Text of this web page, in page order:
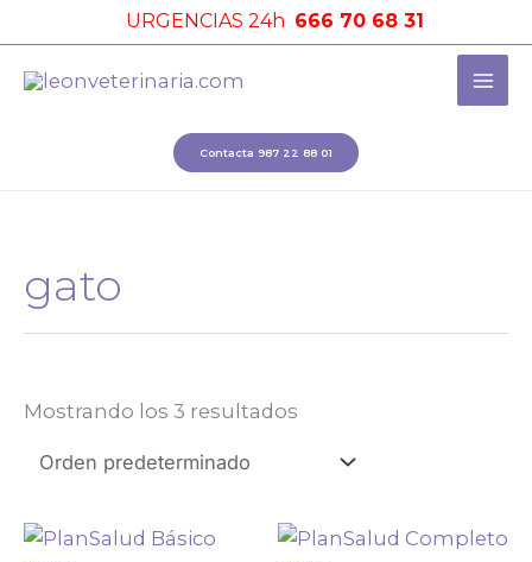
al
contenido
URGENCIAS 24h 666 70 68 31
Contacta 987 22 88 01
gato
Mostrando los 3 resultados